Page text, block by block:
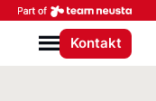
Menü
Kontakt